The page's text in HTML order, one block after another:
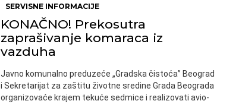
SERVISNE INFORMACIJE
KONAČNO! Prekosutra
zaprašivanje komaraca iz
vazduha
Javno komunalno preduzeće „Gradska čistoća” Beograd
i Sekretarijat za zaštitu životne sredine Grada Beograda
organizovaće krajem tekuće sedmice i realizovati avio-